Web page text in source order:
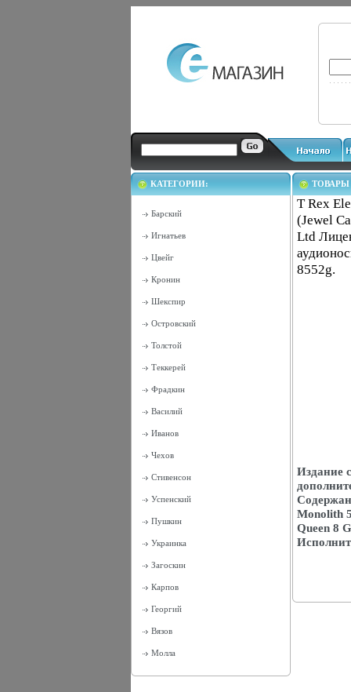
КАТЕГОРИИ:
Барский
Игнатьев
Цвейг
Кронин
Шекспир
Островский
Толстой
Теккерей
Фрадкин
Василий
Иванов
Чехов
Стивенсон
Успенский
Пушкин
Украинка
Загоскин
Карпов
Георгий
Вязов
Молла
ТОВАРЫ
T Rex
(Jewel
Ltd
8552g.
Издание
Monolith
Queen 8